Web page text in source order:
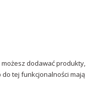
dodawać produkty,
tej funkcjonalności mają